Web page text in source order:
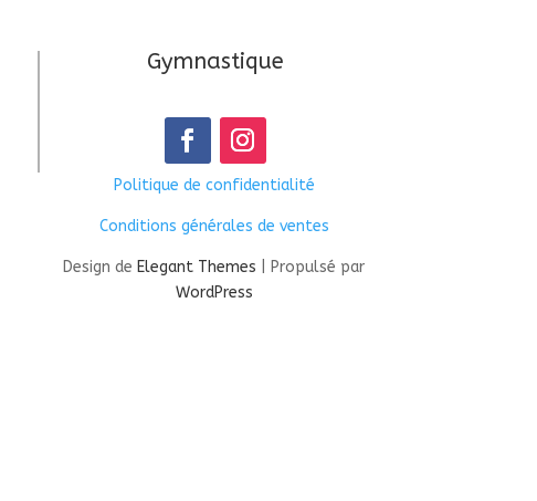
Gymnastique
Politique de confidentialité
Conditions générales de ventes
Design de Elegant Themes | Propulsé par
WordPress